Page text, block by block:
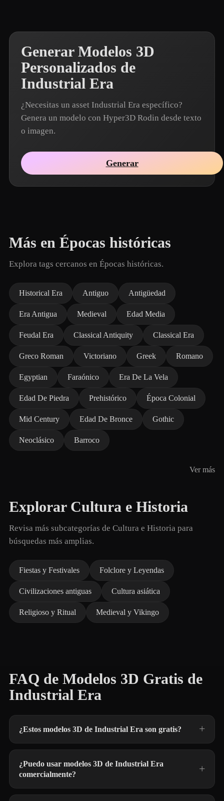
Generar Modelos 3D
Personalizados de
Industrial Era
¿Necesitas un asset Industrial Era específico?
Genera un modelo con Hyper3D Rodin desde texto
o imagen.
Generar
Más en Épocas históricas
Explora tags cercanos en Épocas históricas.
Historical Era Antiguo Antigüedad
Era Antigua Medieval Edad Media
Feudal Era Classical Antiquity Classical Era
Greco Roman Victoriano Greek Romano
Egyptian Faraónico Era De La Vela
Edad De Piedra Prehistórico Época Colonial
Mid Century Edad De Bronce Gothic
Neoclásico Barroco
Ver más
Explorar Cultura e Historia
Revisa más subcategorías de Cultura e Historia para
búsquedas más amplias.
Fiestas y Festivales Folclore y Leyendas
Civilizaciones antiguas Cultura asiática
Religioso y Ritual Medieval y Vikingo
FAQ de Modelos 3D Gratis de
Industrial Era
¿Estos modelos 3D de Industrial Era son gratis?
¿Puedo usar modelos 3D de Industrial Era
comercialmente?